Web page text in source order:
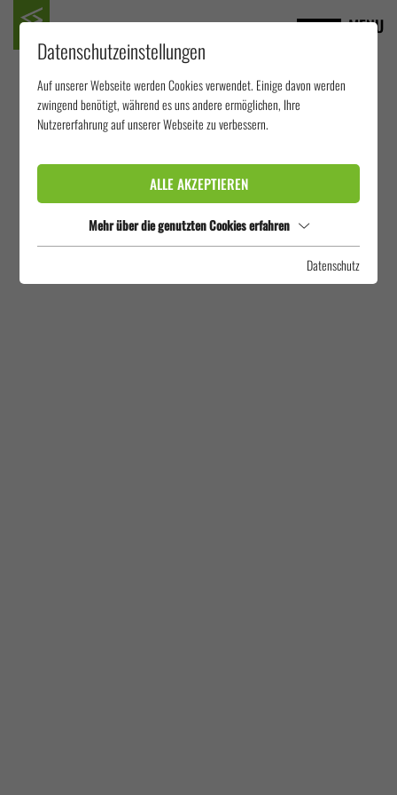
MENU
0 TREFFER:
Datenschutzeinstellungen
Auf unserer Webseite werden Cookies verwendet. Einige davon werden
zwingend benötigt, während es uns andere ermöglichen, Ihre
Nutzererfahrung auf unserer Webseite zu verbessern.
ALLE AKZEPTIEREN
Mehr über die genutzten Cookies erfahren
Datenschutz